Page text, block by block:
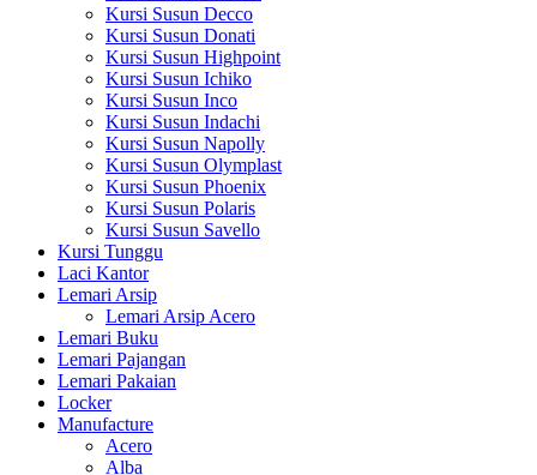
Kursi Susun Decco
Kursi Susun Donati
Kursi Susun Highpoint
Kursi Susun Ichiko
Kursi Susun Inco
Kursi Susun Indachi
Kursi Susun Napolly
Kursi Susun Olymplast
Kursi Susun Phoenix
Kursi Susun Polaris
Kursi Susun Savello
Kursi Tunggu
Laci Kantor
Lemari Arsip
Lemari Arsip Acero
Lemari Buku
Lemari Pajangan
Lemari Pakaian
Locker
Manufacture
Acero
Alba